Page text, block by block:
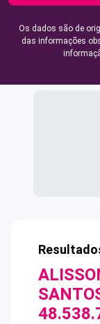
Os dados são de
das informações